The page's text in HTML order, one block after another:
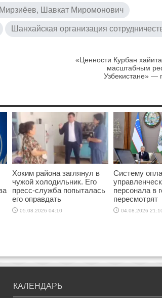
Мирзиёев, Шавкат Миромонович
Шанхайская организация
«Ценности Курбан
масштабным
Узбекистане» —
Хоким района заглянул в
чужой холодильник. Его
пресс-служба попыталась
его оправдать
05.08.2026 04:10
Систему
персонала в
пересмотрят
04.08.2026
КАЛЕНДАРЬ